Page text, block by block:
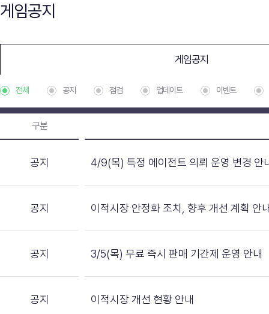
게임공지
게임공지
전체 공지 점검 업데이트 이벤트
구분
공지 4/9(목) 특정 에이전트 의뢰 운영 변경 안
공지 이적시장 안정화 조치, 향후 개선 계획 안
공지 3/5(목) 무료 즉시 판매 기간제 운영 안내
공지 이적시장 개선 현황 안내